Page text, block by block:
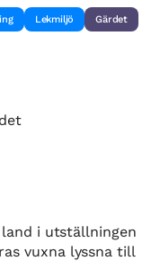
Lekmiljö Gärdet
i utställningen
vuxna lyssna till